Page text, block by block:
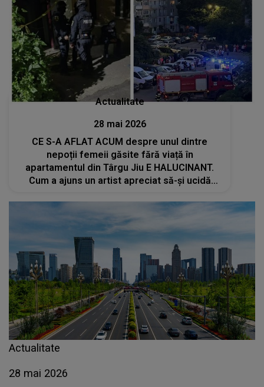
Actualitate
28 mai 2026
CE S-A AFLAT ACUM despre unul dintre
nepoții femeii găsite fără viață în
apartamentul din Târgu Jiu E HALUCINANT.
Cum a ajuns un artist apreciat să-și ucidă
Actualitate
28 mai 2026